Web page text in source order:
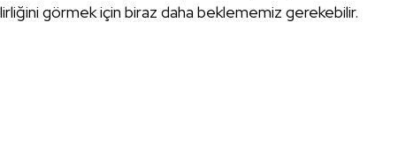
görmek için biraz daha beklememiz gerekebilir.